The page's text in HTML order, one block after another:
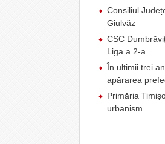
Consiliul
Giulvăz
CSC
Liga a 2-a
În ultimii trei
apărarea
Primăria
urbanism